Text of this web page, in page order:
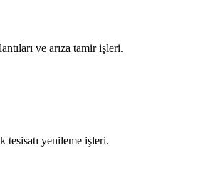
ve arıza tamir işleri.
tesisatı yenileme işleri.